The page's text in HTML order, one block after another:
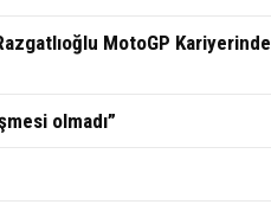
MotoGP Kariyerinde
olmadı”